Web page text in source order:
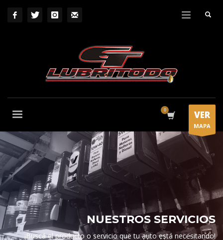
VER
MAPA
NUESTROS SERVICIOS
¡Buscá el producto o servicio que tu auto está necesitando!